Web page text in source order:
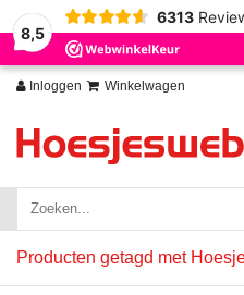
8,5
6313
Inloggen Winkelwagen
Producten getagd met
Wij slaan cookies op om onze
Nee